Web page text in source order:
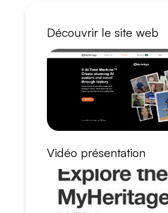
Découvrir le site web
Vidéo présentation